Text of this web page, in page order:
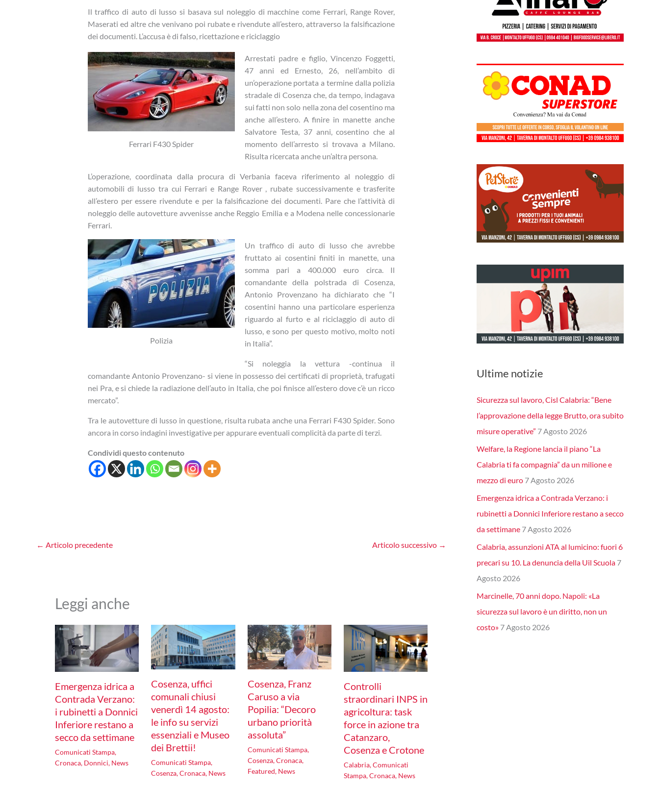
Il traffico di auto di lusso si basava sul noleggio di macchine come Ferrari, Range Rover,
Maserati ed altre che venivano poi rubate e rivendute all’estero, attraverso la falsificazione
dei documenti. L’accusa è di falso, ricettazione e riciclaggio
Ferrari F430 Spider
Arrestati padre e figlio, Vincenzo Foggetti,
47 anni ed Ernesto, 26, nell’ambito di
un’operazione portata a termine dalla polizia
stradale di Cosenza che, da tempo, indagava
sui fatti non solo nella zona del cosentino ma
anche all’estero. A finire in manette anche
Salvatore Testa, 37 anni, cosentino che al
momento dell’arresto si trovava a Milano.
Risulta ricercata anche un’altra persona.
L’operazione, coordinata dalla procura di Verbania faceva riferimento al noleggio di
automobili di lusso tra cui Ferrari e Range Rover , rubate successivamente e trasferite
all’estero per essere rivendute e per la falsificazione dei documenti. Pare che l’attività di
noleggio delle autovetture avvenisse anche Reggio Emilia e a Modena nelle concessionarie
Ferrari.
Polizia
Un traffico di auto di lusso che avrebbe
fruttato ai cosentini finiti in manette, una
somma pari a 400.000 euro circa. Il
comandante della polstrada di Cosenza,
Antonio Provenzano ha dichiarato che “I
cosentini hanno una particolare esperienza
riguardo al furto e al riciclaggio di auto di
lusso, e sono per questo motivo, molto noti
in Italia”.
“Si noleggia la vettura -continua il
comandante Antonio Provenzano- si viene in possesso dei certificati di proprietà, trafugati
nei Pra, e si chiede la radiazione dell’auto in Italia, che poi finisce all’estero dove c’è un ricco
mercato”.
Tra le autovetture di lusso in questione, risulta rubata anche una Ferrari F430 Spider. Sono
ancora in corso indagini investigative per appurare eventuali complicità da parte di terzi.
Condividi questo contenuto
← Articolo precedente Articolo successivo →
Leggi anche
Emergenza idrica a
Contrada Verzano:
i rubinetti a Donnici
Inferiore restano a
secco da settimane
Comunicati Stampa,
Cronaca, Donnici, News
Cosenza, uffici
comunali chiusi
venerdì 14 agosto:
le info su servizi
essenziali e Museo
dei Brettii!
Comunicati Stampa,
Cosenza,Cronaca, News
Cosenza, Franz
Caruso a via
Popilia: “Decoro
urbano priorità
assoluta”
Comunicati Stampa,
Cosenza,Cronaca,
Featured, News
Controlli
straordinari INPS in
agricoltura: task
force in azione tra
Catanzaro,
Cosenza e Crotone
Calabria,Comunicati
Stampa,Cronaca, News
Ultime notizie
Sicurezza sul lavoro, Cisl Calabria: “Bene
l’approvazione della legge Brutto, ora subito
misure operative” 7 Agosto 2026
Welfare, la Regione lancia il piano “La
Calabria ti fa compagnia” da un milione e
mezzo di euro 7 Agosto 2026
Emergenza idrica a Contrada Verzano: i
rubinetti a Donnici Inferiore restano a secco
da settimane 7 Agosto 2026
Calabria, assunzioni ATA al lumicino: fuori 6
precari su 10. La denuncia della Uil Scuola 7
Agosto 2026
Marcinelle, 70 anni dopo. Napoli: «La
sicurezza sul lavoro è un diritto, non un
costo» 7 Agosto 2026